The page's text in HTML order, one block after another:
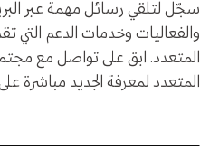
سجّل لتلقي رسائل مهمة عبر
والفعاليات وخدمات الدعم التي
المتعدد. ابق على تواصل مع
المتعدد لمعرفة الجديد مباشرة